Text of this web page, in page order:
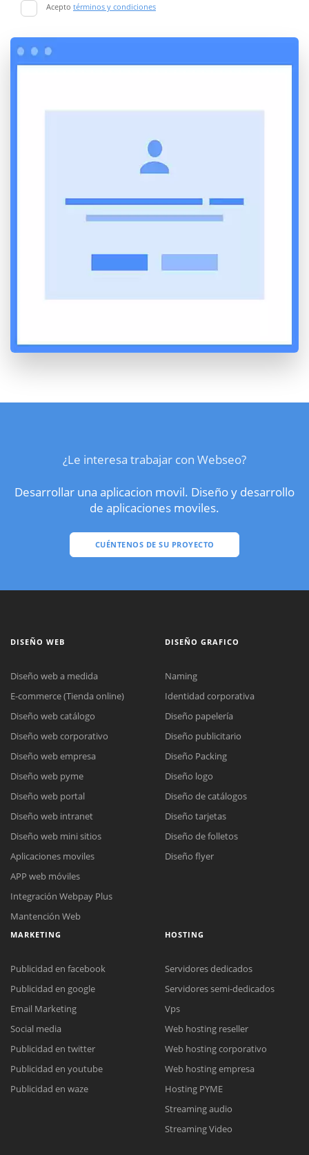
Acepto términos y condiciones
¿Le interesa trabajar con Webseo?
Desarrollar una aplicacion movil. Diseño y desarrollo
de aplicaciones moviles.
CUÉNTENOS DE SU PROYECTO
Reunión online
Nuestros ejecutivos le enviarán un correo electrónico con el enlace a
Meet para la reunión online.
Cotización
Todos nuestros ejecutivos están fuera de línea. Complete el formulario
DISEÑO WEB
Diseño web a medida
E-commerce (Tienda online)
Diseño web catálogo
Diseño web corporativo
Diseño web empresa
Diseño web pyme
Diseño web portal
Diseño web intranet
Diseño web mini sitios
Aplicaciones moviles
APP web móviles
Integración Webpay Plus
Mantención Web
DISEÑO GRAFICO
Naming
Identidad corporativa
Diseño papelería
Diseño publicitario
Diseño Packing
Diseño logo
Diseño de catálogos
Diseño tarjetas
Diseño de folletos
Diseño flyer
MARKETING
Publicidad en facebook
Publicidad en google
Email Marketing
Social media
Publicidad en twitter
Publicidad en youtube
Publicidad en waze
HOSTING
Servidores dedicados
Servidores semi-dedicados
Vps
Web hosting reseller
Web hosting corporativo
Web hosting empresa
Hosting PYME
Streaming audio
Streaming Video